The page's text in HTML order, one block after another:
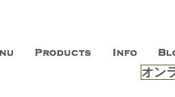
は、 内面から輝
ープン。お客様のもつ「自らしい美しさ
を提供する総合エステサロンです。
オン